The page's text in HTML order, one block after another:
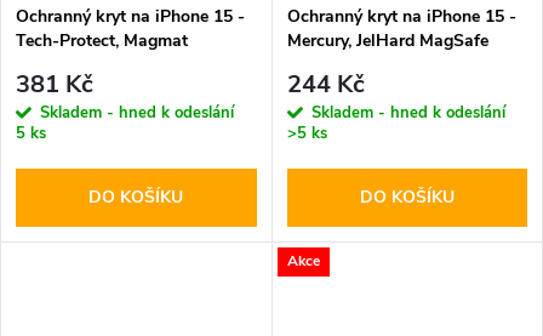
Ochranný kryt na iPhone 15 -
Tech-Protect, Magmat
381 Kč
Skladem - hned k odeslání
5 ks
DO KOŠÍKU
Ochranný kryt na iPhone 15 -
Mercury, JelHard MagSafe
244 Kč
Skladem - hned k odeslání
>5 ks
DO KOŠÍKU
Akce